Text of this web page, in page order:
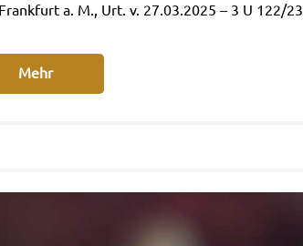
a. M., Urt. v. 27.03.2025 – 3 U 122/23
Mehr